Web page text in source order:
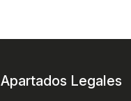
Apartados Legales